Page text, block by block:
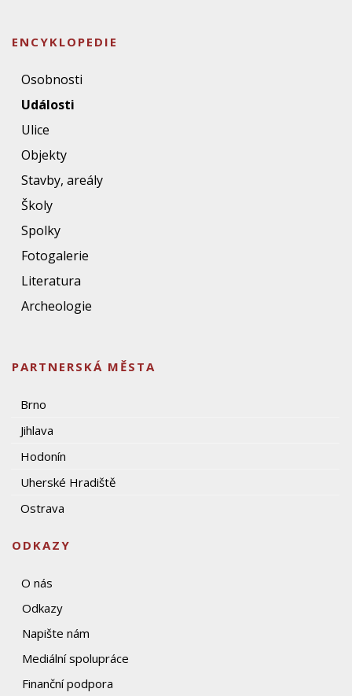
ENCYKLOPEDIE
Osobnosti
Události
Ulice
Objekty
Stavby, areály
Školy
Spolky
Fotogalerie
Literatura
Archeologie
PARTNERSKÁ MĚSTA
Brno
Jihlava
Hodonín
Uherské Hradiště
Ostrava
ODKAZY
O nás
Odkazy
Napište nám
Mediální spolupráce
Finanční podpora